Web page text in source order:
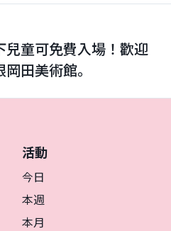
童可免費入場！歡迎
田美術館。
活動
今日
本週
本月